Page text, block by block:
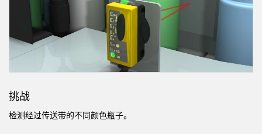
3D飞行时间
机器监控/设备综合效率
物料、服务或托盘取件呼叫
状况监测：预测性维护和预防性维护
挑战
检测经过传送带的不同颜色瓶子。